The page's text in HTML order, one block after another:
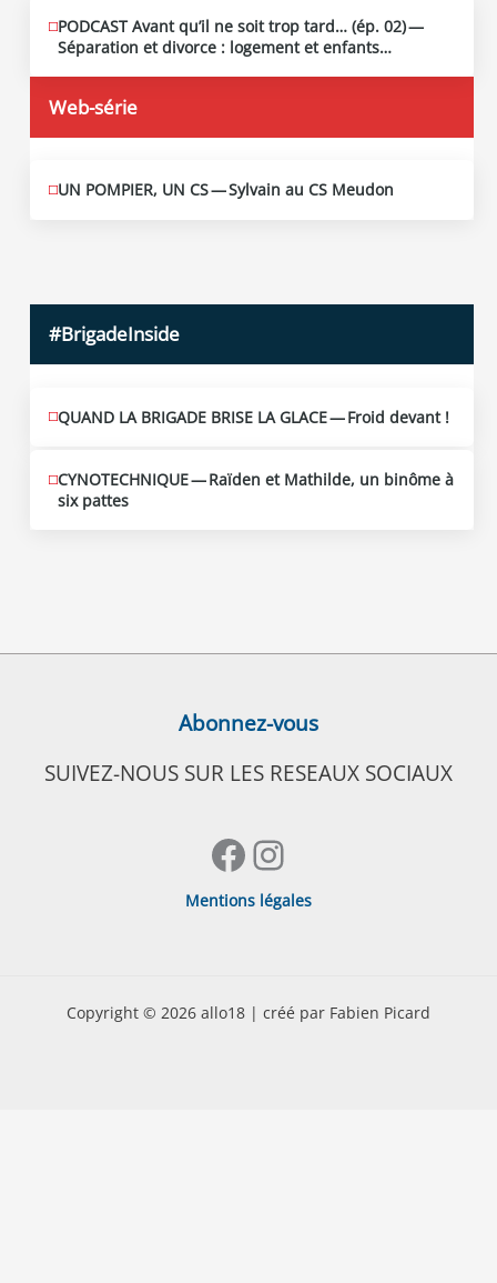
MAI
13
2026
PODCAST Avant qu’il ne soit trop tard… (ép. 02) —
Séparation et divorce : logement et enfants…
Web-série
MAI
10
UN POMPIER, UN CS — Sylvain au CS Meudon
#BrigadeInside
QUAND LA BRIGADE BRISE LA GLACE — Froid devant !
CYNOTECHNIQUE — Raïden et Mathilde, un binôme à
six pattes
Abonnez-vous
SUIVEZ-NOUS SUR LES RESEAUX SOCIAUX
Facebook
Instagram
Mentions légales
Copyright © 2026 allo18 | créé par Fabien Picard